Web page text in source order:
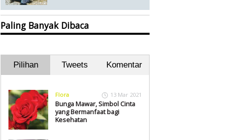
Paling Banyak Dibaca
Pilihan Tweets Komentar
Flora 13 Mar 2021
Bunga Mawar, Simbol Cinta
yang Bermanfaat bagi
Kesehatan